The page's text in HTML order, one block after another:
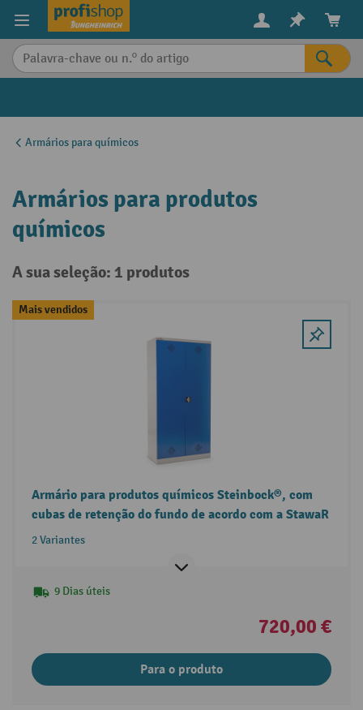
principal
Armários para químicos
Armários para produtos
químicos
A sua seleção: 1 produtos
Mais vendidos
Armário para produtos químicos Steinbock®, com
cubas de retenção do fundo de acordo com a StawaR
2 Variantes
9 Dias úteis
720,00 €
Para o produto